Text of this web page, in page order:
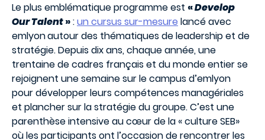
Le plus emblématique programme est «Develop
Our Talent»:un cursus sur-mesure lancé avec
emlyonautour des thématiques de leadership et de
stratégie. Depuis dix ans, chaque année, une
trentaine de cadres français et du monde entier se
rejoignent une semaine sur le campus d’emlyon
pour développer leurs compétences managériales
et plancher sur la stratégie du groupe. C’est une
parenthèse intensive au cœur de la « culture SEB»
où les participants ont l’occasion de rencontrer les